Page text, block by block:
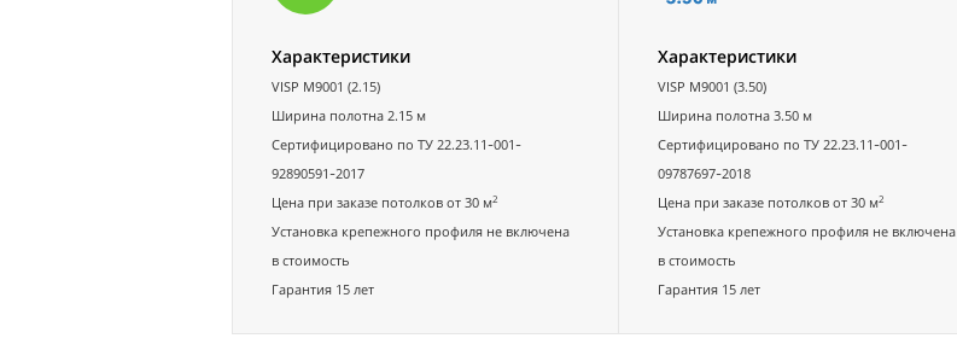
Характеристики
VISP M9001 (2.15)
Ширина полотна 2.15 м
Сертифицировано по ТУ 22.23.11-001-
92890591-2017
Цена при заказе потолков от 30 м2
Установка крепежного профиля не включена
в стоимость
Гарантия 15 лет
Характеристики
VISP M9001 (3.50)
Ширина полотна 3.50 м
Сертифицировано по ТУ 22.23.11-001-
09787697-2018
Цена при заказе потолков от 30 м2
Установка крепежного профиля не включена
в стоимость
Гарантия 15 лет